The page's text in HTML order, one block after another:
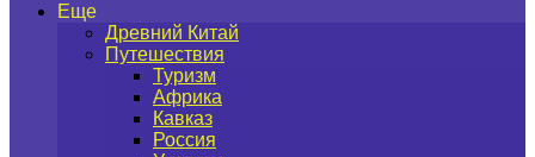
Еще
Древний Китай
Путешествия
Туризм
Африка
Кавказ
Россия